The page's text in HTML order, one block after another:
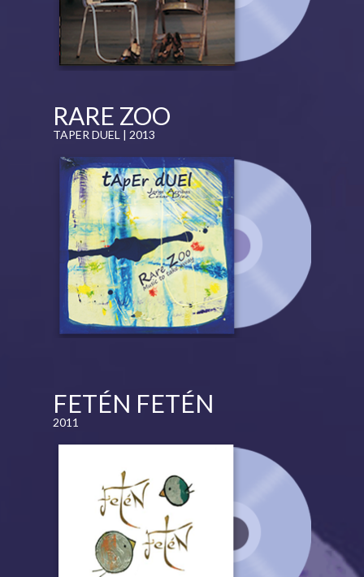
RARE ZOO
TAPER DUEL | 2013
FETÉN FETÉN
2011